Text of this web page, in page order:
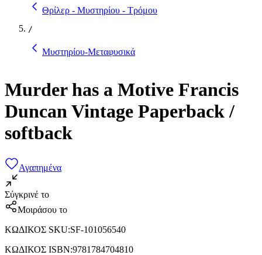
Θρίλερ - Μυστηρίου - Τρόμου
/
Μυστηρίου-Μεταφυσικά
Murder has a Motive Francis
Duncan Vintage Paperback /
softback
Αγαπημένα
Σύγκρινέ το
Μοιράσου το
ΚΩΔΙΚΟΣ SKU:SF-101056540
ΚΩΔΙΚΟΣ ISBN:9781784704810